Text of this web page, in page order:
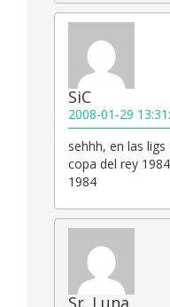
SiC
2008-01-29
sehhh, en las
copa del rey
1984